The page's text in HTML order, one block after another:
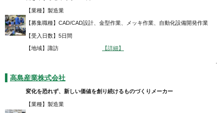
【業種】製造業
【募集職種】CAD/CAD設計、金型作業、メッキ作業、自動化設備開発作業
【受入日数】5日間
【地域】諏訪 【詳細】
.
高島産業株式会社
変化を恐れず、新しい価値を創り続けるものづくりメーカー
【業種】製造業